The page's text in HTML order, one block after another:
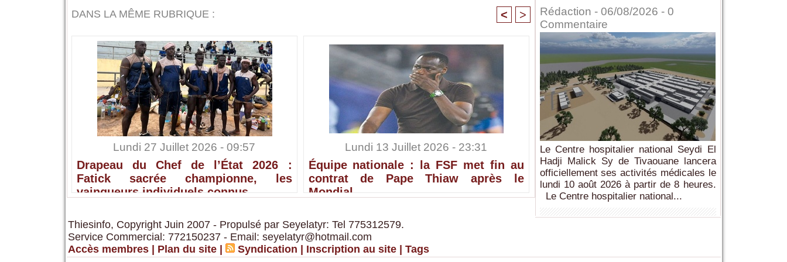
DANS LA MÊME RUBRIQUE : < >
Lundi 27 Juillet 2026 - 09:57
Drapeau du Chef de l’État 2026 :
Fatick sacrée championne, les
vainqueurs individuels connus
Lundi 13 Juillet 2026 - 23:31
Équipe nationale : la FSF met fin au
contrat de Pape Thiaw après le
Mondial
Rédaction - 06/08/2026 - 0
Commentaire
Le Centre hospitalier national Seydi El
Hadji Malick Sy de Tivaouane lancera
officiellement ses activités médicales le
lundi 10 août 2026 à partir de 8 heures.
Le Centre hospitalier national...
Thiesinfo, Copyright Juin 2007 - Propulsé par Seyelatyr: Tel 775312579.
Service Commercial: 772150237 - Email: seyelatyr@hotmail.com
Accès membres
Plan du site Syndication Inscription au site Tags